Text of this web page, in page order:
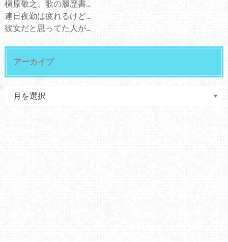
槇原敬之、歌の履歴書...
連日夜勤は疲れるけど...
彼女だと思ってた人が...
アーカイブ